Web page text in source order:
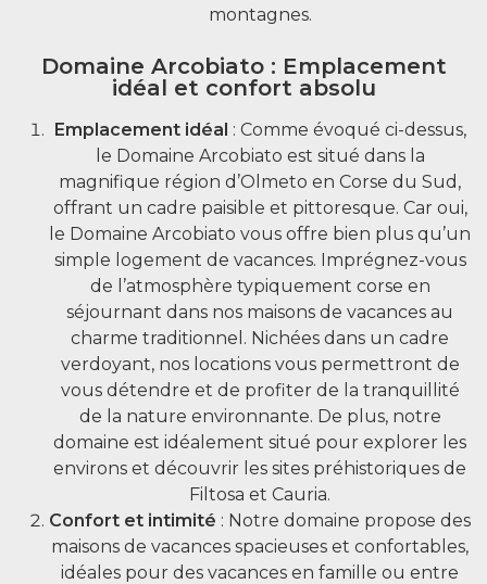
montagnes.
Domaine Arcobiato : Emplacement
idéal et confort absolu
Emplacement idéal : Comme évoqué ci-dessus,
le Domaine Arcobiato est situé dans la
magnifique région d’Olmeto en Corse du Sud,
offrant un cadre paisible et pittoresque. Car oui,
le Domaine Arcobiato vous offre bien plus qu’un
simple logement de vacances. Imprégnez-vous
de l’atmosphère typiquement corse en
séjournant dans nos maisons de vacances au
charme traditionnel. Nichées dans un cadre
verdoyant, nos locations vous permettront de
vous détendre et de profiter de la tranquillité
de la nature environnante. De plus, notre
domaine est idéalement situé pour explorer les
environs et découvrir les sites préhistoriques de
Filtosa et Cauria.
Confort et intimité : Notre domaine propose des
maisons de vacances spacieuses et confortables,
idéales pour des vacances en famille ou entre